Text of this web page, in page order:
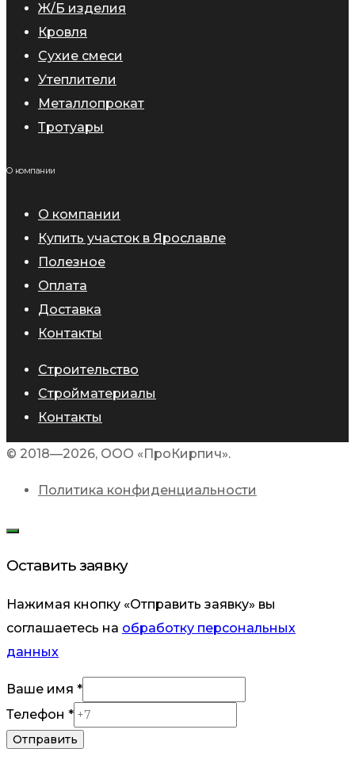
Ж/Б изделия
Кровля
Сухие смеси
Утеплители
Металлопрокат
Тротуары
О компании
О компании
Купить участок в Ярославле
Полезное
Оплата
Доставка
Контакты
Строительство
Стройматериалы
Контакты
© 2018—2026, ООО «ПроКирпич».
Политика конфиденциальности
Оставить заявку
Нажимая кнопку «Отправить заявку» вы
соглашаетесь на обработку персональных
данных
Ваше
имя
Ваше имя *
Телефон *
Отправить